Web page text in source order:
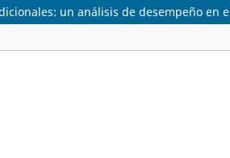
un análisis de desempeño en